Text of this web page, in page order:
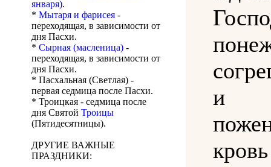
января).
* Мытаря и фарисея -
переходящая, в зависимости от
дня Пасхи.
* Сырная (масленица) -
переходящая, в зависимости от
дня Пасхи.
* Пасхальная (Светлая) -
первая седмица после Пасхи.
* Троицкая - седмица после
дня Святой Троицы
(Пятидесятницы).
ДРУГИЕ ВАЖНЫЕ
ПРАЗДНИКИ:
и
кровь